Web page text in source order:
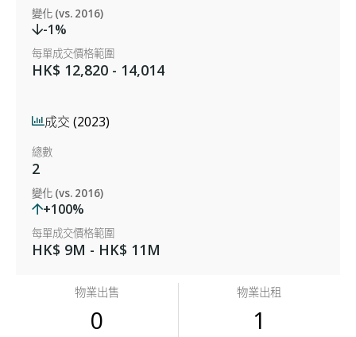
變化 (vs. 2016)
-1%
每單成交價格範圍
HK$ 12,820 - 14,014
成交 (2023)
總數
2
變化 (vs. 2016)
+100%
每單成交價格範圍
HK$ 9M - HK$ 11M
物業出售
0
物業出租
1